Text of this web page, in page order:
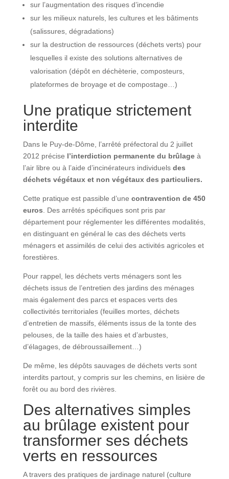
sur l’augmentation des risques d’incendie
sur les milieux naturels, les cultures et les bâtiments
(salissures, dégradations)
sur la destruction de ressources (déchets verts) pour
lesquelles il existe des solutions alternatives de
valorisation (dépôt en déchèterie, composteurs,
plateformes de broyage et de compostage…)
Une pratique strictement
interdite
Dans le Puy-de-Dôme, l’arrêté préfectoral du 2 juillet
2012 précise l’interdiction permanente du brûlage à
l’air libre ou à l’aide d’incinérateurs individuels des
déchets végétaux et non végétaux des particuliers.
Cette pratique est passible d’une contravention de 450
euros . Des arrêtés spécifiques sont pris par
département pour réglementer les différentes modalités,
en distinguant en général le cas des déchets verts
ménagers et assimilés de celui des activités agricoles et
forestières.
Pour rappel, les déchets verts ménagers sont les
déchets issus de l’entretien des jardins des ménages
mais également des parcs et espaces verts des
collectivités territoriales (feuilles mortes, déchets
d’entretien de massifs, éléments issus de la tonte des
pelouses, de la taille des haies et d’arbustes,
d’élagages, de débroussaillement…)
De même, les dépôts sauvages de déchets verts sont
interdits partout, y compris sur les chemins, en lisière de
forêt ou au bord des rivières.
Des alternatives simples
au brûlage existent pour
transformer ses déchets
verts en ressources
A travers des pratiques de jardinage naturel (culture